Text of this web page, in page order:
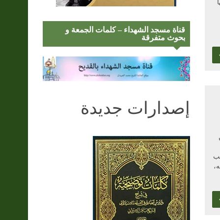
قناة مسجد الشهداء – كلمات الجمعة و
بحوث متفرقة
إصدارات جديدة